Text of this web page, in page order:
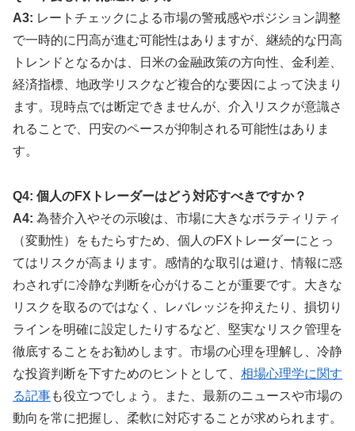
A3: レートチェックによる市場の警戒感やポジション調整
で一時的に円高が進む可能性はありますが、継続的な円高
トレンドとなるかは、日米の金融政策の方向性、金利差、
経済指標、地政学リスクなど複合的な要因によって決まり
ます。現時点では断定できませんが、介入リスクが意識さ
れることで、円安のペースが抑制される可能性はありま
す。
Q4: 個人のFXトレーダーはどう対応すべきですか？
A4: 為替介入やその示唆は、市場に大きなボラティリティ
（変動性）をもたらすため、個人のFXトレーダーにとっ
てはリスクが高まります。感情的な取引は避け、情報に惑
わされずに冷静な判断を心がけることが重要です。大きな
リスクを取るのではなく、レバレッジを抑えたり、損切り
ラインを明確に設定したりするなど、堅実なリスク管理を
徹底することをお勧めします。市場の心理を理解し、冷静
な投資判断を下すためのヒントとして、 相場心理学に関す
る記事も役立つでしょう。また、最新のニュースや市場の
動向を常に把握し、柔軟に対応することが求められます。